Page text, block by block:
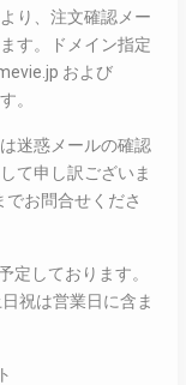
り、注文確認メー
す。ドメイン指定
および
。
迷惑メールの確認
て申し訳ございま
お問合せくださ
定しております。
祝は営業日に含ま